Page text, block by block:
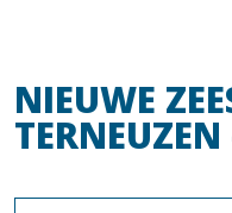
NIEUWE